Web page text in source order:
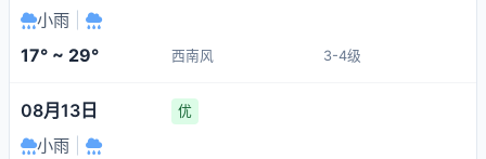
小雨
17° ~ 29° 西南风 3-4级
08月13日 优
小雨